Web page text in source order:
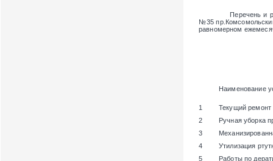
Перечень и
№35
равномерном
Наименование
1
Текущий ремонт
2
Ручная уборка
3
4
Утилизация
5
Работы по